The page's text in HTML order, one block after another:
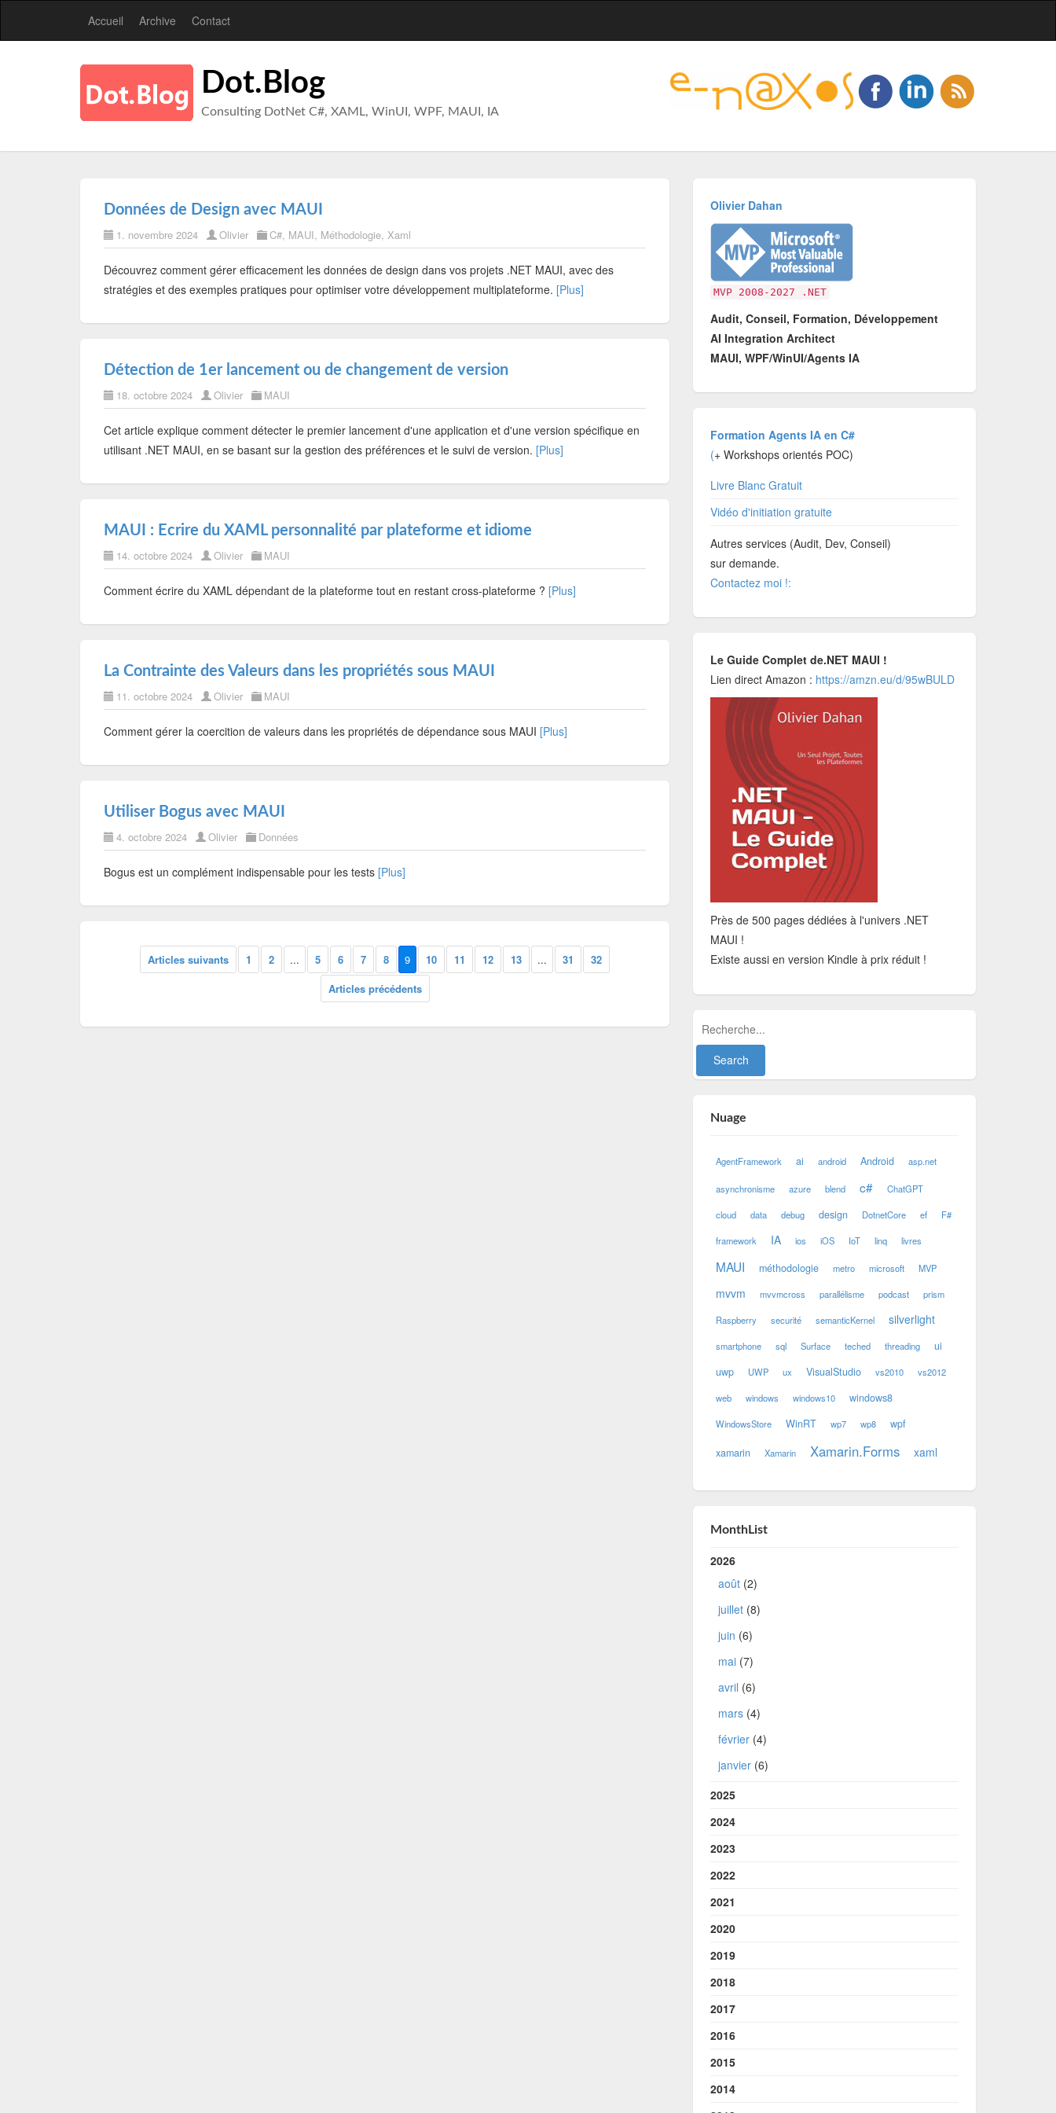
Accueil Archive Contact
Dot.Blog
Consulting DotNet C#, XAML, WinUI, WPF, MAUI, IA
Données de Design avec MAUI
1. novembre 2024 Olivier C#, MAUI, Méthodologie, Xaml
Découvrez comment gérer efficacement les données de design dans vos projets .NET MAUI, avec des
stratégies et des exemples pratiques pour optimiser votre développement multiplateforme. [Plus]
Détection de 1er lancement ou de changement de version
18. octobre 2024 Olivier MAUI
Cet article explique comment détecter le premier lancement d'une application et d'une version spécifique en
utilisant .NET MAUI, en se basant sur la gestion des préférences et le suivi de version. [Plus]
MAUI : Ecrire du XAML personnalité par plateforme et idiome
14. octobre 2024 Olivier MAUI
Comment écrire du XAML dépendant de la plateforme tout en restant cross-plateforme ? [Plus]
La Contrainte des Valeurs dans les propriétés sous MAUI
11. octobre 2024 Olivier MAUI
Comment gérer la coercition de valeurs dans les propriétés de dépendance sous MAUI [Plus]
Utiliser Bogus avec MAUI
4. octobre 2024 Olivier Données
Bogus est un complément indispensable pour les tests [Plus]
Articles suivants 1 2 ... 5 6 7 8 9 10 11 12 13 ... 31
32
Articles précédents
Olivier Dahan
MVP 2008-2027 .NET
Audit, Conseil, Formation, Développement
AI Integration Architect
MAUI, WPF/WinUI/Agents IA
Formation Agents IA en C#
(+ Workshops orientés POC)
Livre Blanc Gratuit
Vidéo d'initiation gratuite
Autres services (Audit, Dev, Conseil)
sur demande.
Contactez moi !:
Le Guide Complet de.NET MAUI !
Lien direct Amazon : https://amzn.eu/d/95wBULD
Près de 500 pages dédiées à l'univers .NET
MAUI !
Existe aussi en version Kindle à prix réduit !
Nuage
AgentFramework ai android Android asp.net
asynchronisme azure blend c# ChatGPT
cloud data debug design DotnetCore ef F#
framework IA ios iOS IoT linq livres
MAUI méthodologie metro microsoft MVP
mvvm mvvmcross parallélisme podcast prism
Raspberry securité semanticKernel silverlight
smartphone sql Surface teched threading
ui
uwp
UWP ux VisualStudio vs2010 vs2012
web windows windows10 windows8
WindowsStore WinRT wp7 wp8 wpf
xamarin Xamarin Xamarin.Forms xaml
MonthList
2026
août(2)
juillet(8)
juin (6)
mai(7)
avril (6)
mars(4)
février(4)
janvier(6)
2025
2024
2023
2022
2021
2020
2019
2018
2017
2016
2015
2014